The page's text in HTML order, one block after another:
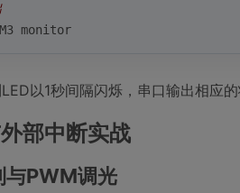
monitor
以1秒间隔闪烁，串口输出相应
部中断实战
与PWM调光